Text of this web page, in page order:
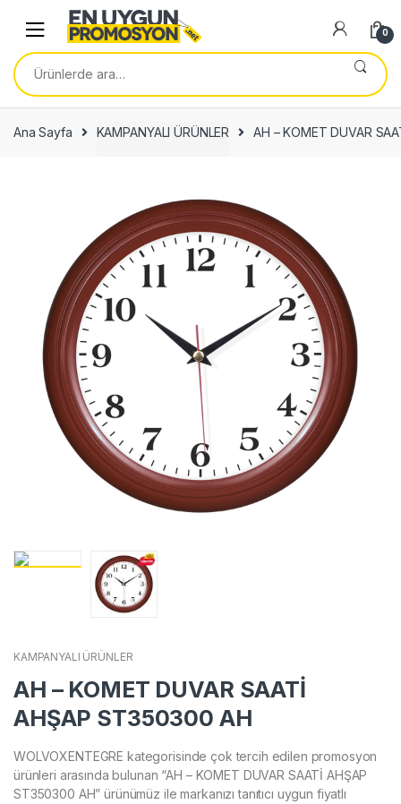
navigation
content
0
Ara:
Ana Sayfa KAMPANYALI ÜRÜNLER AH – KOMET DUVAR
KAMPANYALI ÜRÜNLER
AH – KOMET DUVAR SAATİ
AHŞAP ST350300 AH
WOLVOXENTEGRE kategorisinde çok tercih edilen promosyon
ürünleri arasında bulunan “AH – KOMET DUVAR SAATİ AHŞAP
ST350300 AH” ürünümüz ile markanızı tanıtıcı uygun fiyatlı